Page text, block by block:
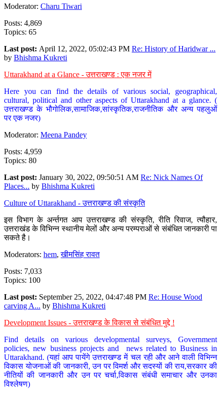
Moderator: Charu Tiwari
Posts: 4,869
Topics: 65
Last post: April 12, 2022, 05:02:43 PM Re: History of Haridwar ...
by Bhishma Kukreti
Uttarakhand at a Glance - उत्तराखण्ड : एक नजर में
Here you can find the details of various social, geographical,
cultural, political and other aspects of Uttarakhand at a glance. (
उत्तराखण्ड के भौगोलिक,सामाजिक,सांस्कृतिक,राजनीतिक और अन्य पहलुओं
पर एक नजर)
Moderator: Meena Pandey
Posts: 4,959
Topics: 80
Last post: January 30, 2022, 09:50:51 AM Re: Nick Names Of
Places... by Bhishma Kukreti
Culture of Uttarakhand - उत्तराखण्ड की संस्कृति
इस विभाग के अर्न्तगत आप उत्तराखण्ड की संस्कृति, रीति रिवाज, त्यौहार,
उत्तराखंड के विभिन्न स्थानीय मेलों और अन्य परम्पराओं से संबंधित जानकारी पा
सकते है।
Moderators: hem,खीमसिंह रावत
Posts: 7,033
Topics: 100
Last post: September 25, 2022, 04:47:48 PM Re: House Wood
carving A... by Bhishma Kukreti
Development Issues - उत्तराखण्ड के विकास से संबंधित मुद्दे !
Find details on various developmental surveys, Government
policies, new business projects and news related to Business in
Uttarakhand. (यहां आप पायेंगे उत्तराखण्ड में चल रही और आने वाली विभिन्न
विकास योजनाओं की जानकारी, उन पर विमर्श और सदस्यों की राय,सरकार की
नीतियों की जानकारी और उन पर चर्चा,विकास संबंधी समाचार और उनका
विश्लेषण)